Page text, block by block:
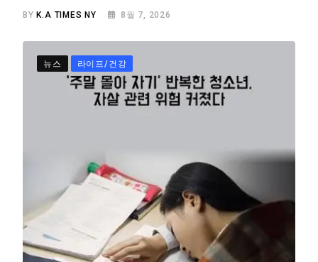
BY K.A TIMES NY 8월 7, 2026
뉴스 라이프/건강